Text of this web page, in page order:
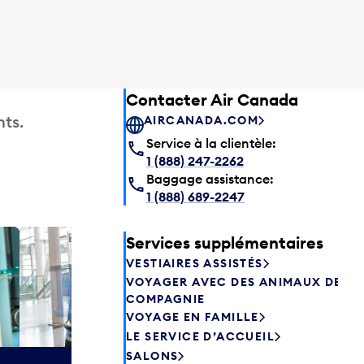
Salon
Les
aliments frais.
Contacter Air Canada
AIRCANADA.COM
Service à la clientèle:
1 (888) 247-2262
Baggage assistance:
1 (888) 689-2247
Services supplémentaires
VESTIAIRES ASSISTÉS
VOYAGER AVEC DES ANIMAUX DE
COMPAGNIE
VOYAGE EN FAMILLE
LE SERVICE D’ACCUEIL
SALONS